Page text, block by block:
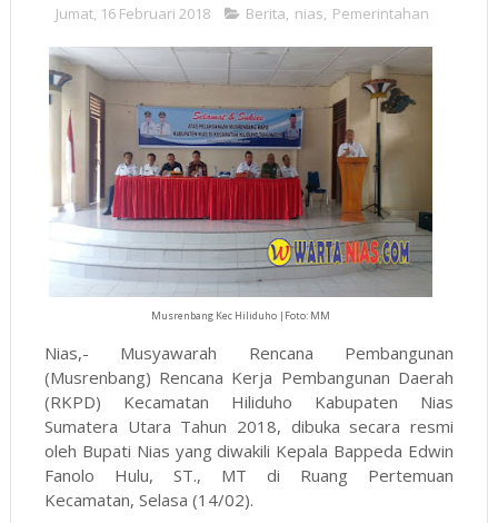
Jumat, 16 Februari 2018 Berita, nias, Pemerintahan
Musrenbang Kec Hiliduho |Foto: MM
Nias,- Musyawarah Rencana Pembangunan
(Musrenbang) Rencana Kerja Pembangunan Daerah
(RKPD) Kecamatan Hiliduho Kabupaten Nias
Sumatera Utara Tahun 2018, dibuka secara resmi
oleh Bupati Nias yang diwakili Kepala Bappeda Edwin
Fanolo Hulu, ST., MT di Ruang Pertemuan
Kecamatan, Selasa (14/02).